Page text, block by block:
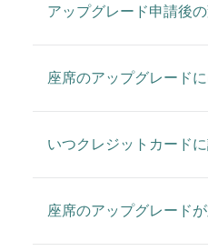
アップグレード申請後
座席のアップグレード
いつクレジットカード
座席のアップグレード